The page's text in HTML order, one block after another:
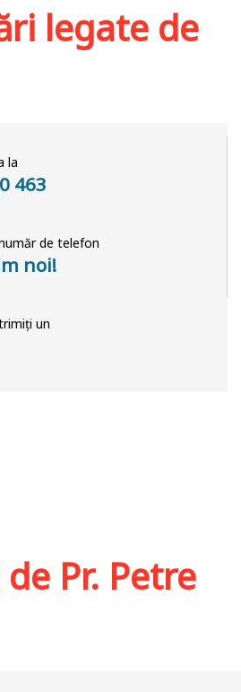
legate de
la
463
de telefon
noi!
un
Pr. Petre